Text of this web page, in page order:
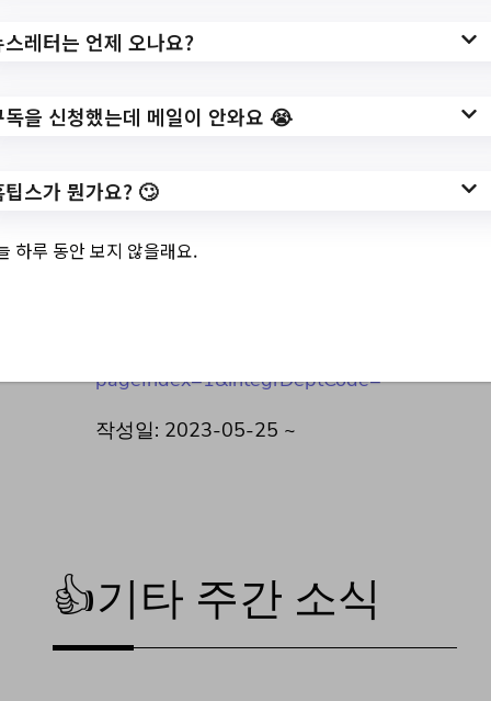
3. 일자리카페 단기특
강 수강생 모집(6월)
✅ 지원 소식 상세 보기 ▼
https://www.hanam.go.kr/www/selectBbsN
pageIndex=1&integrDeptCode=
작성일: 2023-05-25 ~
👍기타 주간 소식
스레터는 언제 오나요?
독을 신청했는데 메일이 안와요 😭
팁스가 뭔가요? 🙄
하루 동안 보지 않을래요.